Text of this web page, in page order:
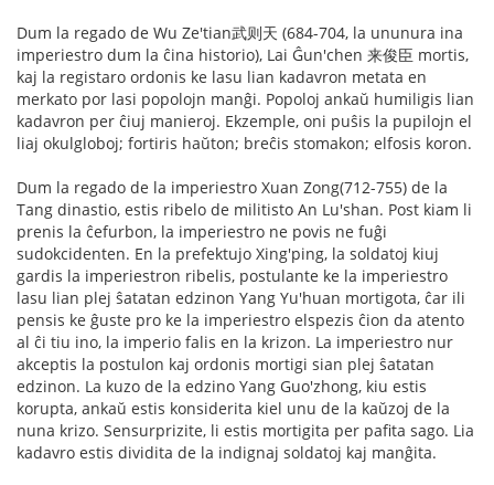
Dum la regado de Wu Ze'tian武则天 (684-704, la ununura ina
imperiestro dum la ĉina historio), Lai Ĝun'chen 来俊臣 mortis,
kaj la registaro ordonis ke lasu lian kadavron metata en
merkato por lasi popolojn manĝi. Popoloj ankaŭ humiligis lian
kadavron per ĉiuj manieroj. Ekzemple, oni puŝis la pupilojn el
liaj okulgloboj; fortiris haŭton; breĉis stomakon; elfosis koron.
Dum la regado de la imperiestro Xuan Zong(712-755) de la
Tang dinastio, estis ribelo de militisto An Lu'shan. Post kiam li
prenis la ĉefurbon, la imperiestro ne povis ne fuĝi
sudokcidenten. En la prefektujo Xing'ping, la soldatoj kiuj
gardis la imperiestron ribelis, postulante ke la imperiestro
lasu lian plej ŝatatan edzinon Yang Yu'huan mortigota, ĉar ili
pensis ke ĝuste pro ke la imperiestro elspezis ĉion da atento
al ĉi tiu ino, la imperio falis en la krizon. La imperiestro nur
akceptis la postulon kaj ordonis mortigi sian plej ŝatatan
edzinon. La kuzo de la edzino Yang Guo'zhong, kiu estis
korupta, ankaŭ estis konsiderita kiel unu de la kaŭzoj de la
nuna krizo. Sensurprizite, li estis mortigita per pafita sago. Lia
kadavro estis dividita de la indignaj soldatoj kaj manĝita.